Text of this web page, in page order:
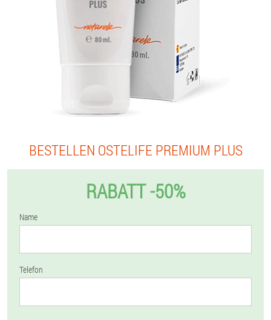
BESTELLEN OSTELIFE PREMIUM PLUS
RABATT -50%
Name
Telefon